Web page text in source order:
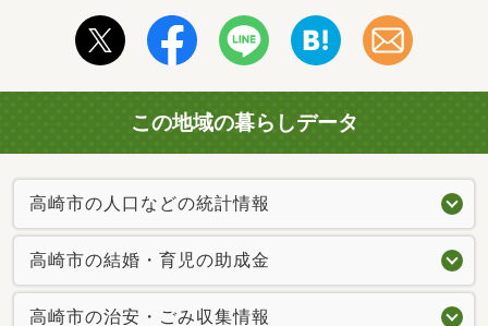
この地域の暮らしデータ
高崎市の人口などの統計情報
高崎市の結婚・育児の助成金
高崎市の治安・ごみ収集情報